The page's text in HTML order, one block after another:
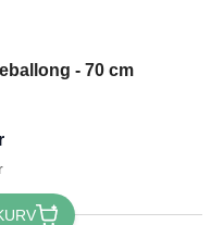
- 70 cm